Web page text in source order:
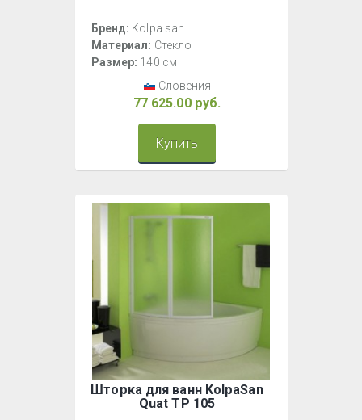
Бренд: Kolpa san
Материал: Стекло
Размер: 140 см
Словения
77 625.00 руб.
Купить
Шторка для ванн KolpaSan
Quat TP 105